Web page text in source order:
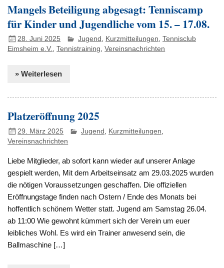
Mangels Beteiligung abgesagt: Tenniscamp
für Kinder und Jugendliche vom 15. – 17.08.
28. Juni 2025 Jugend Kurzmitteilungen ,Tennisclub
Eimsheim e.V.,Tennistraining,Vereinsnachrichten
» Weiterlesen
Platzeröffnung 2025
29. März 2025 Jugend Kurzmitteilungen
Vereinsnachrichten
Liebe Mitglieder, ab sofort kann wieder auf unserer Anlage
gespielt werden, Mit dem Arbeitseinsatz am 29.03.2025 wurden
die nötigen Voraussetzungen geschaffen. Die offiziellen
Eröffnungstage finden nach Ostern / Ende des Monats bei
hoffentlich schönem Wetter statt. Jugend am Samstag 26.04.
ab 11:00 Wie gewohnt kümmert sich der Verein um euer
leibliches Wohl. Es wird ein Trainer anwesend sein, die
Ballmaschine […]